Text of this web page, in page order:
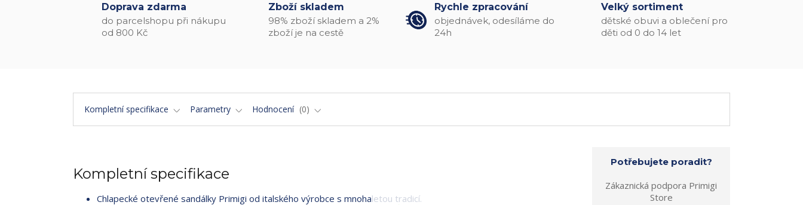
Doprava zdarma
do parcelshopu při nákupu
od 800 Kč
Zboží skladem
98% zboží skladem a 2%
zboží je na cestě
Rychle zpracování
objednávek, odesíláme do
24h
Velký sortiment
dětské obuvi a oblečení pro
děti od 0 do 14 let
Kompletní specifikace Parametry Hodnocení 0
Kompletní specifikace
Chlapecké otevřené sandálky Primigi od italského výrobce s mnohaletou tradicí.
Potřebujete poradit?
Zákaznická podpora Primigi
Store